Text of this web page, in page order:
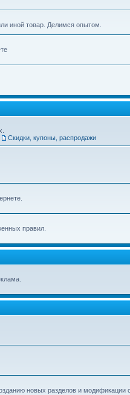
иной товар. Делимся опытом.
Скидки, купоны, распродажи
правил.
новых разделов и модификации